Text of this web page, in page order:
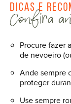
Dicas e
Confira
Procure fazer
de nevoeiro
Ande sempre
proteger
Use sempre